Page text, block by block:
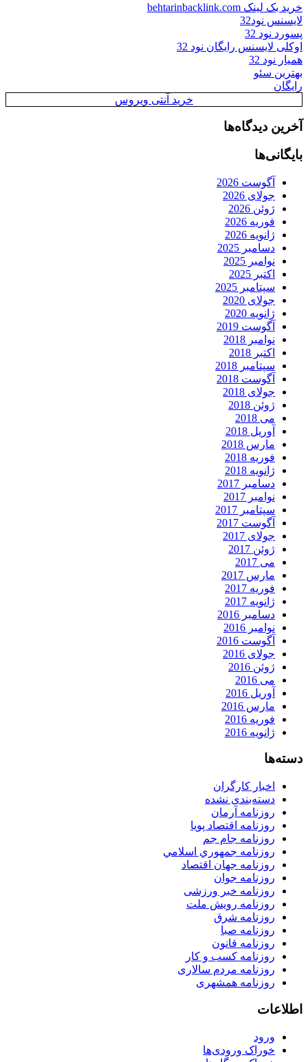
خرید بک لینک behtarinbacklink.com
لایسنس نود32
پسورد نود 32
اوکلی لایسنس رایگان نود 32
همیار نود 32
بهترین سئو
رایگان
خرید آنتی ویروس
آخرین دیدگاه‌ها
بایگانی‌ها
آگوست 2026
جولای 2026
ژوئن 2026
فوریه 2026
ژانویه 2026
دسامبر 2025
نوامبر 2025
اکتبر 2025
سپتامبر 2025
جولای 2020
ژانویه 2020
آگوست 2019
نوامبر 2018
اکتبر 2018
سپتامبر 2018
آگوست 2018
جولای 2018
ژوئن 2018
می 2018
آوریل 2018
مارس 2018
فوریه 2018
ژانویه 2018
دسامبر 2017
نوامبر 2017
سپتامبر 2017
آگوست 2017
جولای 2017
ژوئن 2017
می 2017
مارس 2017
فوریه 2017
ژانویه 2017
دسامبر 2016
نوامبر 2016
آگوست 2016
جولای 2016
ژوئن 2016
می 2016
آوریل 2016
مارس 2016
فوریه 2016
ژانویه 2016
دسته‌ها
اخبار کارگران
دسته‌بندی نشده
روزنامه آرمان
روزنامه اقتصاد پویا
روزنامه جام جم
روزنامه جمهوري اسلامي
روزنامه جهان اقتصاد
روزنامه جوان
روزنامه خبر ورزشى
روزنامه رویش ملت
روزنامه شرق
روزنامه صبا
روزنامه قانون
روزنامه كسب و كار
روزنامه مردم سالاری
روزنامه همشهری
اطلاعات
ورود
خوراک ورودی‌ها